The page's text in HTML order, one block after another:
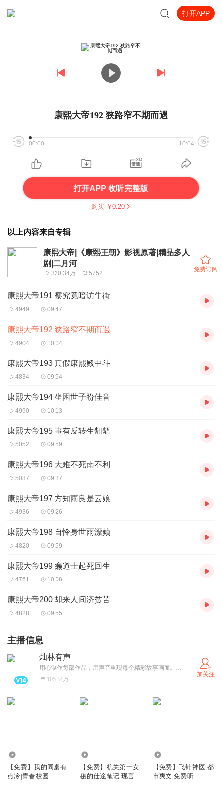
打开APP
康熙大帝192 狭路窄不期而遇
00:00 10:04
打开APP 收听完整版
购买 ￥ 0.20
以上内容来自专辑
康熙大帝|《康熙王朝》影视原著|精品多人
剧|二月河
320.34万 5752
免费订阅
康熙大帝191 察究竟暗访牛街
4949 09:47
康熙大帝192 狭路窄不期而遇
4904 10:04
康熙大帝193 真假康熙殿中斗
4834 09:54
康熙大帝194 坐困世子盼佳音
4990 10:13
康熙大帝195 事有反转生龃龉
5052 09:59
康熙大帝196 大难不死南不利
5037 09:37
康熙大帝197 方知雨良是云娘
4936 09:26
康熙大帝198 自怜身世雨漂蘋
4820 09:59
康熙大帝199 癞道士起死回生
4761 10:08
康熙大帝200 却来人间济贫苦
4828 09:55
主播信息
灿林有声
用心制作每部作品，用声音重现每个精彩故事画面。讲故事，我们是认真的。
105.34万
加关注
【免费】我的同桌有
点冷|青春校园
【免费】机关第一女
秘的仕途笔记|现言&
【免费】飞针神医|都
市爽文|免费听